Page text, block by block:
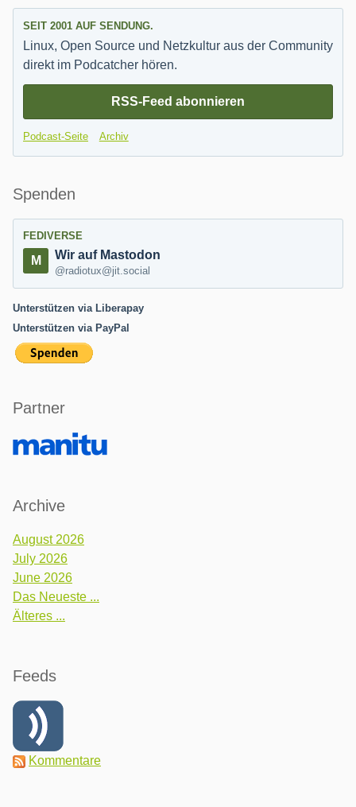
SEIT 2001 AUF SENDUNG.
Linux, Open Source und Netzkultur aus der Community
direkt im Podcatcher hören.
RSS-Feed abonnieren
Podcast-Seite Archiv
Spenden
FEDIVERSE
Wir auf Mastodon
@radiotux@jit.social
Unterstützen via Liberapay
Unterstützen via PayPal
Partner
Archive
August 2026
July 2026
June 2026
Das Neueste ...
Älteres ...
Feeds
Kommentare